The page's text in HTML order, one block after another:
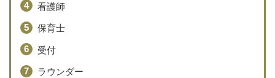
看護師
保育士
受付
ラウンダー